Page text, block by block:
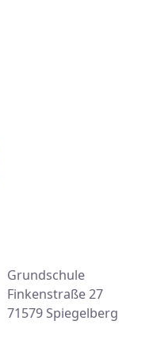
Grundschule
Finkenstraße 27
71579 Spiegelberg